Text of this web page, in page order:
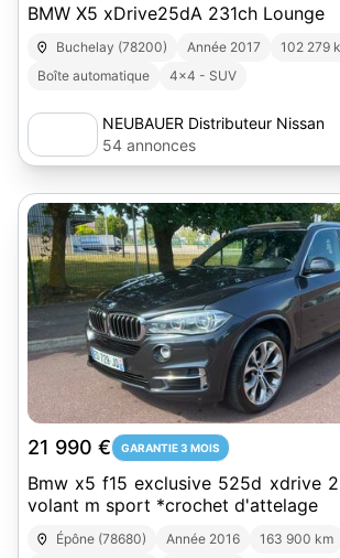
BMW X5 xDrive25dA 231ch Lounge
Buchelay (78200) Année 2017 102 279
Boîte automatique
4x4 - SUV
NEUBAUER Distributeur Nissan
Buchelay
54 annonces
21 990 € GARANTIE 3 MOIS
Bmw x5 f15 exclusive 525d xdrive
volant m sport *crochet d'attelage
Épône (78680) Année 2016 163 900 km